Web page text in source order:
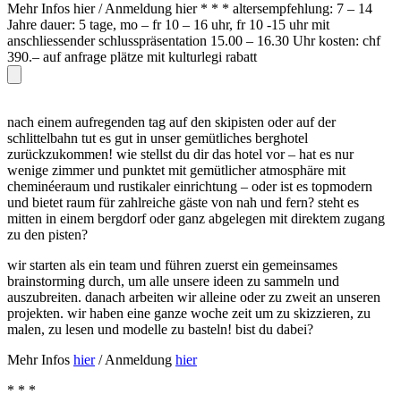
Mehr Infos hier / Anmeldung hier * * * altersempfehlung: 7 – 14
Jahre dauer: 5 tage, mo – fr 10 – 16 uhr, fr 10 -15 uhr mit
anschliessender schlusspräsentation 15.00 – 16.30 Uhr kosten: chf
390.– auf anfrage plätze mit kulturlegi rabatt
nach einem aufregenden tag auf den skipisten oder auf der
schlittelbahn tut es gut in unser gemütliches berghotel
zurückzukommen! wie stellst du dir das hotel vor – hat es nur
wenige zimmer und punktet mit gemütlicher atmosphäre mit
cheminéeraum und rustikaler einrichtung – oder ist es topmodern
und bietet raum für zahlreiche gäste von nah und fern? steht es
mitten in einem bergdorf oder ganz abgelegen mit direktem zugang
zu den pisten?
wir starten als ein team und führen zuerst ein gemeinsames
brainstorming durch, um alle unsere ideen zu sammeln und
auszubreiten. danach arbeiten wir alleine oder zu zweit an unseren
projekten. wir haben eine ganze woche zeit um zu skizzieren, zu
malen, zu lesen und modelle zu basteln! bist du dabei?
Mehr Infos hier/ Anmeldung hier
* * *